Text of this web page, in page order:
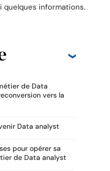
quelques informations.
de Data
vers la
Data analyst
pour opérer sa
de Data analyst